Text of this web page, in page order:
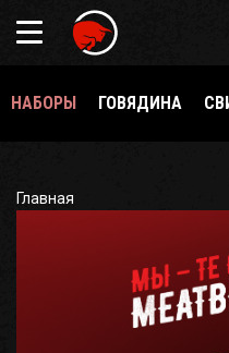
НАБОРЫ ГОВЯДИНА
Подарочный
сертификат
и
Главная